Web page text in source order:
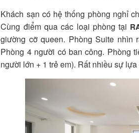
Khách sạn có hệ thống phòng nghỉ
Cùng điểm qua các loại phòng tại
giường cỡ queen. PhòngSuite nhìn
Phòng 4 người có ban công. Phòng
người lớn + 1 trẻ em). Rất nhiều sự